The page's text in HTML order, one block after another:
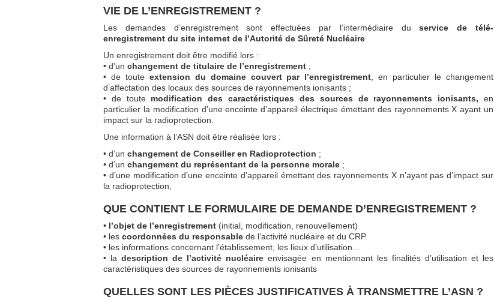
VIE DE L’ENREGISTREMENT ?
Les demandes d’enregistrement sont effectuées par l’intermédiaire duservice de télé-
enregistrement du site internet de l’Autorité de Sûreté Nucléaire
Un enregistrement doit être modifié lors :
• d’un changement de titulaire de l’enregistrement ;
• de toute extension du domaine couvert par l’enregistrement , en particulier le changement
d’affectation des locaux des sources de rayonnements ionisants ;
• de toute modification des caractéristiques des sources de rayonnements ionisants, en
particulier la modification d’une enceinte d’appareil électrique émettant des rayonnements X ayant un
impact sur la radioprotection.
Une information à l’ASN doit être réalisée lors :
• d’un changement de Conseiller en Radioprotection ;
• d’un changement du représentant de la personne morale ;
• d’une modification d’une enceinte d’appareil émettant des rayonnements X n’ayant pas d’impact sur
la radioprotection,
QUE CONTIENT LE FORMULAIRE DE DEMANDE D’ENREGISTREMENT ?
• l’objet de l’enregistrement (initial, modification, renouvellement)
• les coordonnées du responsable de l’activité nucléaire et du CRP
• les informations concernant l’établissement, les lieux d’utilisation...
• la description de l’activité nucléaire envisagée en mentionnant les finalités d’utilisation et les
caractéristiques des sources de rayonnements ionisants
QUELLES SONT LES PIÈCES JUSTIFICATIVES À TRANSMETTRE L’ASN ?